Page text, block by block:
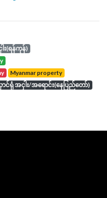
ါး(ရန်ကုန်)
Myanmar property
ာင်ရုံ အငှါး/အရောင်း(နေပြည်တော်)